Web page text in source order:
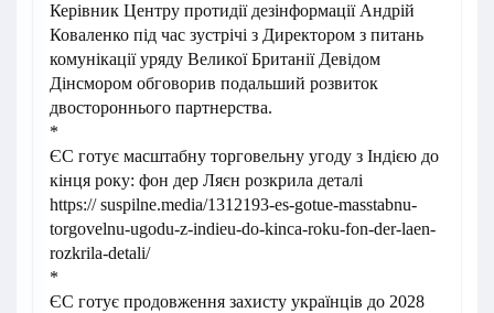
Керівник Центру протидії дезінформації Андрій
Коваленко під час зустрічі з Директором з питань
комунікації уряду Великої Британії Девідом
Дінсмором обговорив подальший розвиток
двостороннього партнерства.
*
ЄС готує масштабну торговельну угоду з Індією до
кінця року: фон дер Ляєн розкрила деталі
https:// suspilne.media/1312193-es-gotue-masstabnu-
torgovelnu-ugodu-z-indieu-do-kinca-roku-fon-der-laen-
rozkrila-detali/
*
ЄС готує продовження захисту українців до 2028